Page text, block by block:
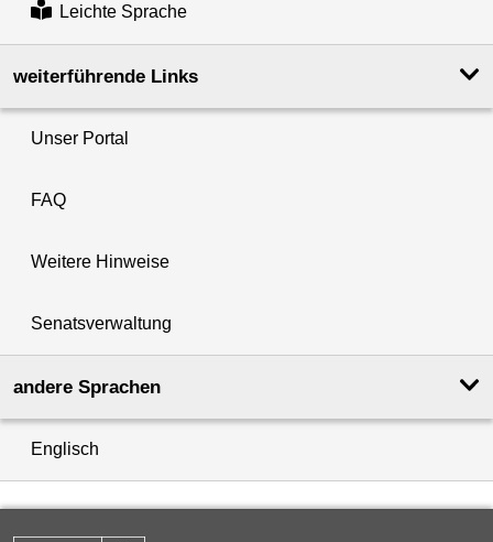
Leichte Sprache
weiterführende Links
Unser Portal
FAQ
Weitere Hinweise
Senatsverwaltung
andere Sprachen
Englisch